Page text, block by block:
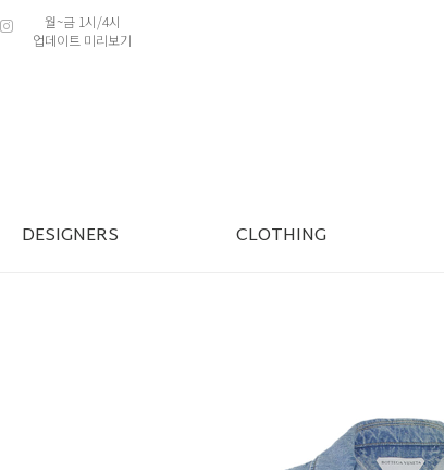
월~금 1시/4시
업데이트 미리보기
DESIGNERS CLOTHING